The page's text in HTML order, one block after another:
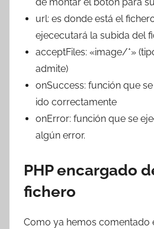
de montar el botón para
url: es donde está el
ejececutará la subida del
acceptFiles: «image/*»
admite)
onSuccess: función que
ido correctamente
onError: función que se
algún error.
PHP encargado
fichero
Como ya hemos comentado